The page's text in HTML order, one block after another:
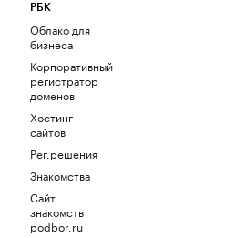
РБК
Облако для
бизнеса
Корпоративный
регистратор
доменов
Хостинг
сайтов
Рег.решения
Знакомства
Сайт
знакомств
podbor.ru